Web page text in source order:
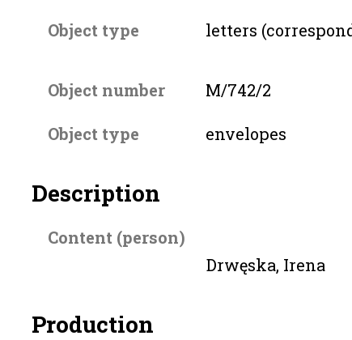
Object type letters
Object number M/742/2
Object type envelopes
Description
Content (person)
Drwęska, Irena
Production